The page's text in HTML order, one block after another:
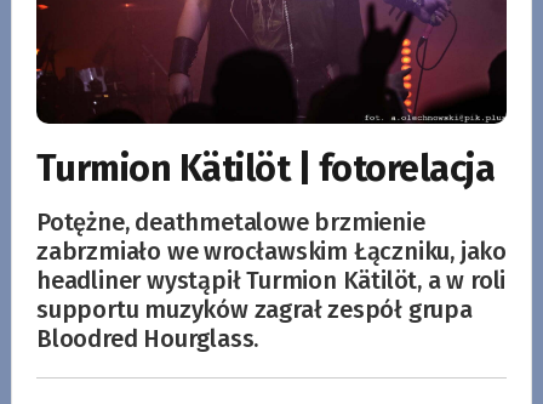
Turmion Kätilöt | fotorelacja
Potężne, deathmetalowe brzmienie
zabrzmiało we wrocławskim Łączniku, jako
headliner wystąpił Turmion Kätilöt, a w roli
supportu muzyków zagrał zespół grupa
Bloodred Hourglass.